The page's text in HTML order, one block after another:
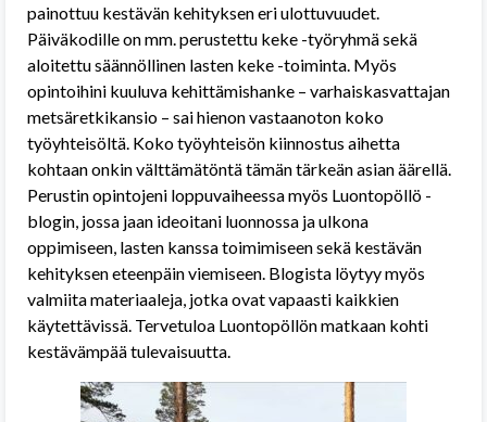
painottuu kestävän kehityksen eri ulottuvuudet.
Päiväkodille on mm. perustettu keke -työryhmä sekä
aloitettu säännöllinen lasten keke -toiminta. Myös
opintoihini kuuluva kehittämishanke – varhaiskasvattajan
metsäretkikansio – sai hienon vastaanoton koko
työyhteisöltä. Koko työyhteisön kiinnostus aihetta
kohtaan onkin välttämätöntä tämän tärkeän asian äärellä.
Perustin opintojeni loppuvaiheessa myös Luontopöllö -
blogin, jossa jaan ideoitani luonnossa ja ulkona
oppimiseen, lasten kanssa toimimiseen sekä kestävän
kehityksen eteenpäin viemiseen. Blogista löytyy myös
valmiita materiaaleja, jotka ovat vapaasti kaikkien
käytettävissä. Tervetuloa Luontopöllön matkaan kohti
kestävämpää tulevaisuutta.